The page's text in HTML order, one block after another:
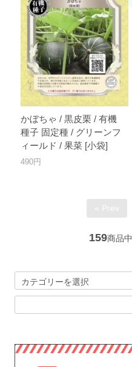
かぼちゃ / 黒皮栗 / 有機
種子 固定種 / グリーンフ
ィールド / 果菜 [小袋]
490円
« Prev
159商品中